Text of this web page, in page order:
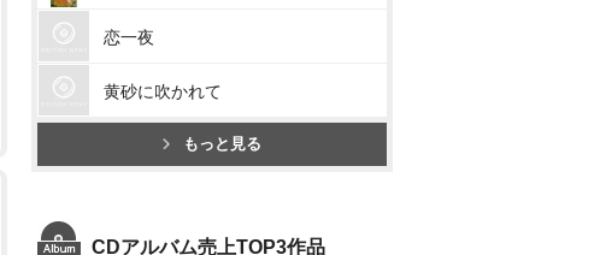
恋一夜
黄砂に吹かれて
もっと見る
CDアルバム売上TOP3作品